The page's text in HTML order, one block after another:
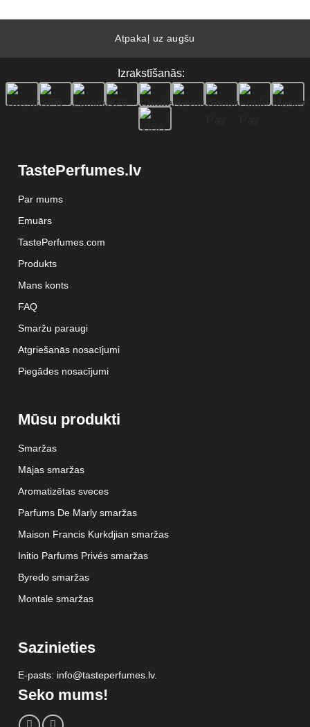
Atpakaļ uz augšu
Izrakstīšanās:
TastePerfumes.lv
Par mums
Emuārs
TastePerfumes.com
Produkts
Mans konts
FAQ
Smaržu paraugi
Atgriešanās nosacījumi
Piegādes nosacījumi
Mūsu produkti
Smaržas
Mājas smaržas
Aromatizētas sveces
Parfums De Marly smaržas
Maison Francis Kurkdjian smaržas
Initio Parfums Privés smaržas
Byredo smaržas
Montale smaržas
Sazinieties
E-pasts: info@tasteperfumes.lv.
Seko mums!